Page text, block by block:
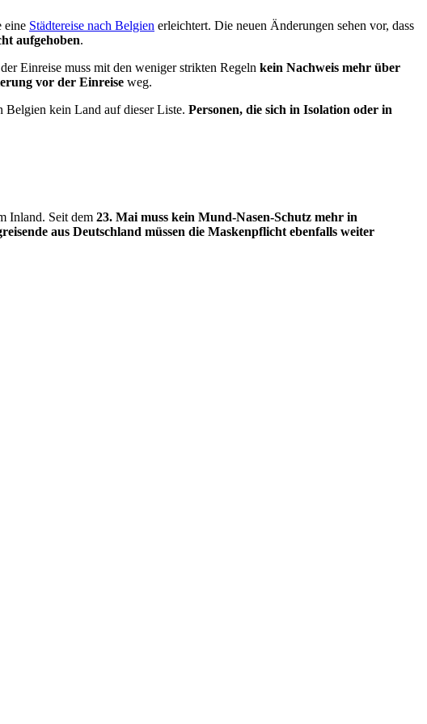
eine Städtereise nach Belgien erleichtert. Die neuen Änderungen sehen vor, dass
aufgehoben.
Einreise muss mit den weniger strikten Regeln kein Nachweis mehr über
vor der Einreise weg.
Belgien kein Land auf dieser Liste. Personen, die sich in Isolation oder in
Inland. Seit dem 23. Mai muss kein Mund-Nasen-Schutz mehr in
aus Deutschland müssen die Maskenpflicht ebenfalls weiter